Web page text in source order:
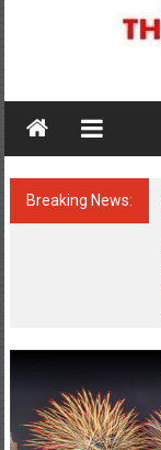
Breaking News: